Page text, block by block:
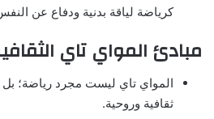
كرياضة لياقة بدنية ودفاع عن
مبادئ المواي تاي
المواي تاي ليست مجرد رياضة؛
ثقافية وروحية.